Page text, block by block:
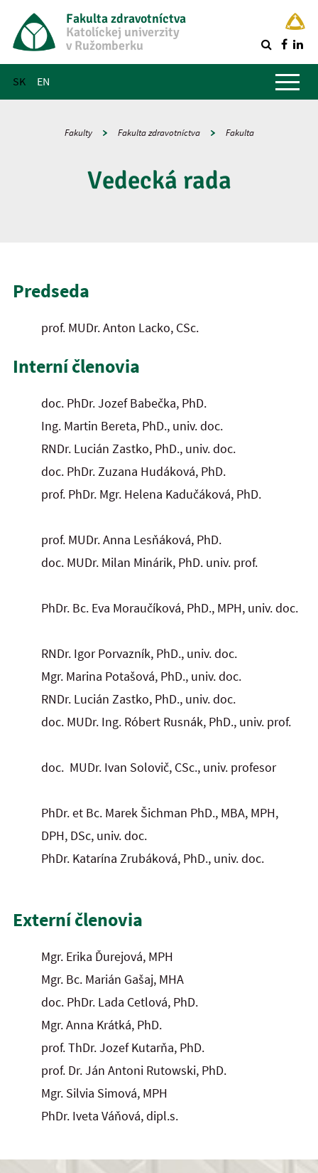
Fakulta zdravotníctva
Katolíckej univerzity
v Ružomberku
SK EN
Hlavné menu
Fakulty Fakulta zdravotníctva Fakulta
Vedecká rada
Predseda
prof. MUDr. Anton Lacko, CSc.
Interní členovia
doc. PhDr. Jozef Babečka, PhD.
Ing. Martin Bereta, PhD., univ. doc.
RNDr. Lucián Zastko, PhD., univ. doc.
doc. PhDr. Zuzana Hudáková, PhD.
prof. PhDr. Mgr. Helena Kadučáková, PhD.
prof. MUDr. Anna Lesňáková, PhD.
doc. MUDr. Milan Minárik, PhD. univ. prof.
PhDr. Bc. Eva Moraučíková, PhD., MPH, univ. doc.
RNDr. Igor Porvazník, PhD., univ. doc.
Mgr. Marina Potašová, PhD., univ. doc.
RNDr. Lucián Zastko, PhD., univ. doc.
doc. MUDr. Ing. Róbert Rusnák, PhD., univ. prof.
doc. MUDr. Ivan Solovič, CSc., univ. profesor
PhDr. et Bc. Marek Šichman PhD., MBA, MPH,
DPH, DSc, univ. doc.
PhDr. Katarína Zrubáková, PhD., univ. doc.
Externí členovia
Mgr. Erika Ďurejová, MPH
Mgr. Bc. Marián Gašaj, MHA
doc. PhDr. Lada Cetlová, PhD.
Mgr. Anna Krátká, PhD.
prof. ThDr. Jozef Kutarňa, PhD.
prof. Dr. Ján Antoni Rutowski, PhD.
Mgr. Silvia Simová, MPH
PhDr. Iveta Váňová, dipl.s.